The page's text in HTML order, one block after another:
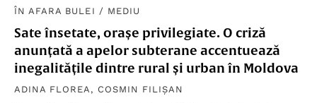
ÎN AFARA BULEI / MEDIU
Sate însetate, orașe privilegiate. O criză
anunțată a apelor subterane accentuează
inegalitățile dintre rural și urban în Moldova
ADINA FLOREA , COSMIN FILIȘAN